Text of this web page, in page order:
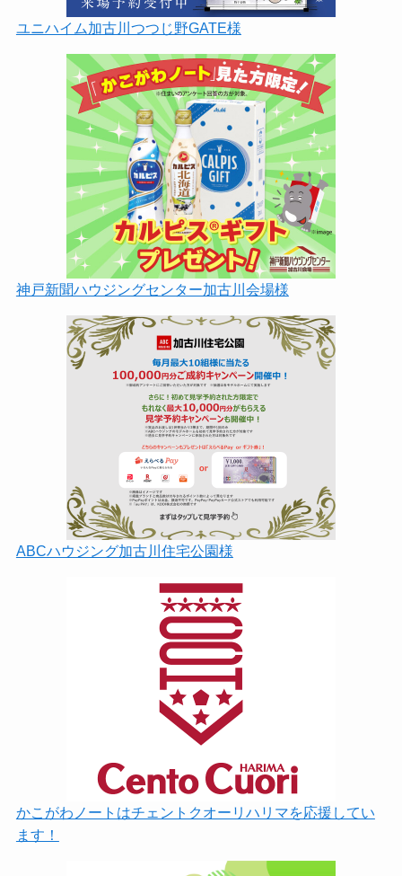
ユニハイム加古川つつじ野GATE様
神戸新聞ハウジングセンター加古川会場様
ABCハウジング加古川住宅公園様
かこがわノートはチェントクオーリハリマを応援してい
ます！